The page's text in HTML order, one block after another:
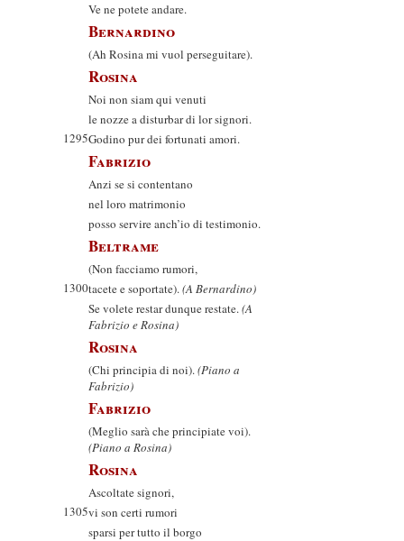
Ve ne potete andare.
Bernardino
(Ah Rosina mi vuol perseguitare).
Rosina
Noi non siam qui venuti
le nozze a disturbar di lor signori.
1295Godino pur dei fortunati amori.
Fabrizio
Anzi se si contentano
nel loro matrimonio
posso servire anch’io di testimonio.
Beltrame
(Non facciamo rumori,
1300tacete e soportate).(A Bernardino)
Se volete restar dunque restate.(A
Fabrizio e Rosina)
Rosina
(Chi principia di noi).(Piano a
Fabrizio)
Fabrizio
(Meglio sarà che principiate voi).
(Piano a Rosina)
Rosina
Ascoltate signori,
1305vi son certi rumori
sparsi per tutto il borgo